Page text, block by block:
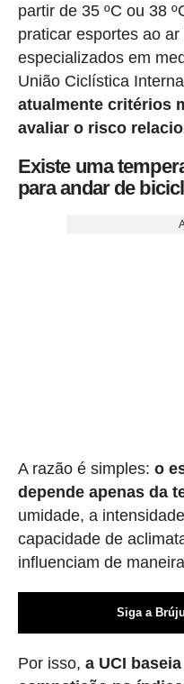
partir de 35 ºC ou 38
praticar esportes ao
especializados em
União Ciclística
atualmente critérios
avaliar o risco
Existe uma
para andar de
A razão é simples: o
depende apenas da
umidade, a
capacidade de
influenciam de
Siga a
Por isso, a UCI